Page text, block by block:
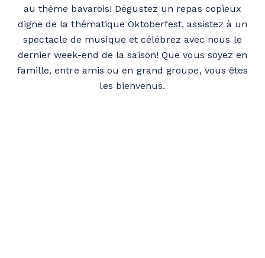
au thème bavarois! Dégustez un repas copieux
digne de la thématique Oktoberfest, assistez à un
spectacle de musique et célébrez avec nous le
dernier week-end de la saison! Que vous soyez en
famille, entre amis ou en grand groupe, vous êtes
les bienvenus.